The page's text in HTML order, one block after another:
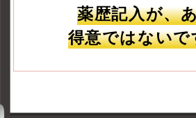
薬歴記入が、
得意ではないで